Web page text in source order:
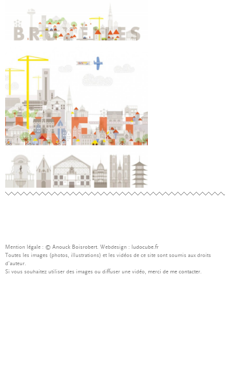
Mention légale : © Anouck Boisrobert. Webdesign :
ludocube.fr
Toutes les images (photos, illustrations) et les vidéos de ce site sont soumis aux droits
d’auteur.
Si vous souhaitez utiliser des images ou diffuser une vidéo, merci de me contacter.